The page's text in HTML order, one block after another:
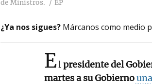
de Ministros.
EP
¿Ya nos sigues? Márcanos como medio
Elpresidente del
martes a su Gobierno